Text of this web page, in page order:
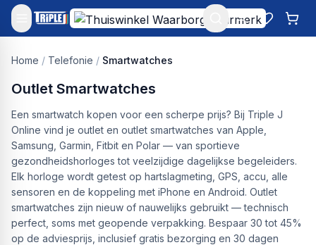
Mijn account
Home / Telefonie / Smartwatches
Outlet Smartwatches
Een smartwatch kopen voor een scherpe prijs? Bij Triple J
Online vind je outlet en outlet smartwatches van Apple,
Samsung, Garmin, Fitbit en Polar — van sportieve
gezondheidshorloges tot veelzijdige dagelijkse begeleiders.
Elk horloge wordt getest op hartslagmeting, GPS, accu, alle
sensoren en de koppeling met iPhone en Android. Outlet
smartwatches zijn nieuw of nauwelijks gebruikt — technisch
perfect, soms met geopende verpakking. Bespaar 30 tot 45%
op de adviesprijs, inclusief gratis bezorging en 30 dagen